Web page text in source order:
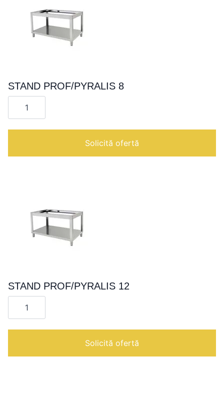
STAND PROF/PYRALIS 8
Cantitate
STAND
Solicită ofertă
STAND PROF/PYRALIS 12
Cantitate
STAND
Solicită ofertă